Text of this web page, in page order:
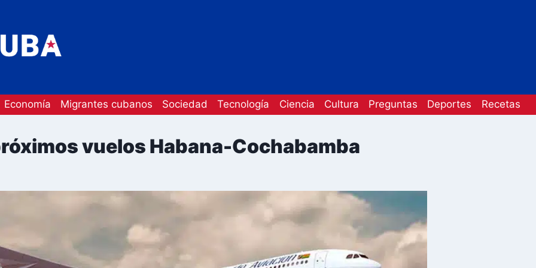
Economía Migrantes cubanos Sociedad Tecnología Ciencia Cultura Preguntas Deportes Recetas
vuelos Habana-Cochabamba